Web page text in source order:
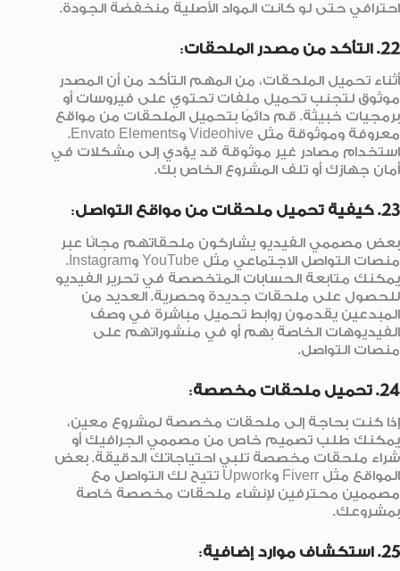
احترافي حتى لو كانت المواد الأصلية منخفضة الجودة.
22. التأكد من مصدر الملحقات :
أثناء تحميل الملحقات، من المهم التأكد من أن المصدر
موثوق لتجنب تحميل ملفات تحتوي على فيروسات أو
برمجيات خبيثة. قم دائمًا بتحميل الملحقات من مواقع
معروفة وموثوقة مثل Videohive وEnvato Elements.
استخدام مصادر غير موثوقة قد يؤدي إلى مشكلات في
أمان جهازك أو تلف المشروع الخاص بك.
23. كيفية تحميل ملحقات من مواقع التواصل :
بعض مصممي الفيديو يشاركون ملحقاتهم مجانًا عبر
منصات التواصل الاجتماعي مثل YouTube وInstagram.
يمكنك متابعة الحسابات المتخصصة في تحرير الفيديو
للحصول على ملحقات جديدة وحصرية. العديد من
المبدعين يقدمون روابط تحميل مباشرة في وصف
الفيديوهات الخاصة بهم أو في منشوراتهم على
منصات التواصل.
24. تحميل ملحقات مخصصة :
إذا كنت بحاجة إلى ملحقات مخصصة لمشروع معين،
يمكنك طلب تصميم خاص من مصممي الجرافيك أو
شراء ملحقات مخصصة تلبي احتياجاتك الدقيقة. بعض
المواقع مثل Fiverr وUpwork تتيح لك التواصل مع
مصممين محترفين لإنشاء ملحقات مخصصة خاصة
بمشروعك.
25. استكشاف موارد إضافية :